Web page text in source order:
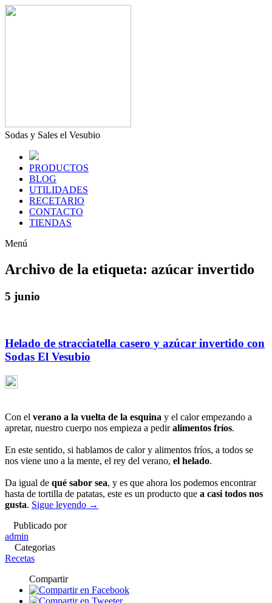
Sodas y Sales el Vesubio
PRODUCTOS
BLOG
UTILIDADES
RECETARIO
CONTACTO
TIENDAS
Menú
Archivo de la etiqueta: azúcar invertido
5 junio
Helado de stracciatella casero y azúcar invertido con
Sodas El Vesubio
Con el verano a la vuelta de la esquina y el calor empezando a
apretar, nuestro cuerpo nos empieza a pediralimentos fríos.
En este sentido, si hablamos de calor y alimentos fríos, a todos se
nos viene uno a la mente, el rey del verano, el helado.
Da igual de qué sabor sea, y es que ahora los podemos encontrar
hasta de tortilla de patatas, este es un producto que a casi todos nos
gusta. Sigue leyendo →
Publicado por
admin
Categorias
Recetas
Compartir